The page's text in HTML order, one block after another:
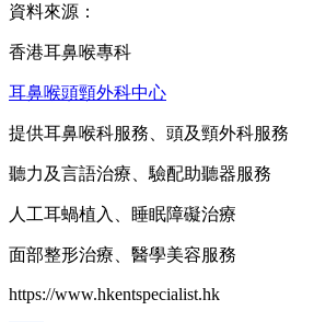
資料來源：
香港耳鼻喉專科
耳鼻喉頭頸外科中心
提供耳鼻喉科服務、頭及頸外科服務
聽力及言語治療、驗配助聽器服務
人工耳蝸植入、睡眠障礙治療
面部整形治療、醫學美容服務
https://www.hkentspecialist.hk